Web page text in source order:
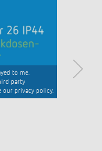
to me.
party
our privacy policy.